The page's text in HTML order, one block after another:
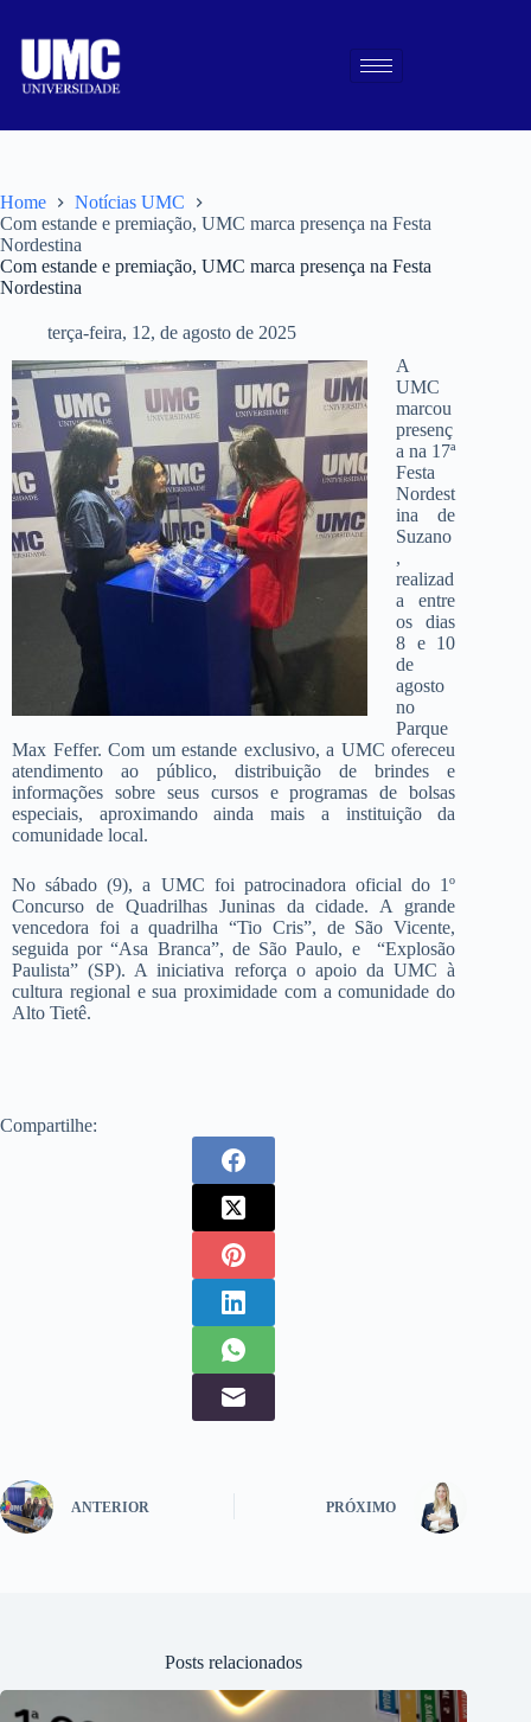
Home
Notícias UMC
Com estande e premiação, UMC marca presença na Festa
Nordestina
Com estande e premiação, UMC marca presença na Festa
Nordestina
terça-feira, 12, de agosto de 2025
A
UMC
marcou
presenç
a na 17ª
Festa
Nordest
ina de
Suzano
,
realizad
a entre
os dias
8 e 10
de
agosto
no
Parque
Max Feffer. Com um estande exclusivo, a UMC ofereceu
atendimento ao público, distribuição de brindes e
informações sobre seus cursos e programas de bolsas
especiais, aproximando ainda mais a instituição da
comunidade local.
No sábado (9), a UMC foi patrocinadora oficial do 1º
Concurso de Quadrilhas Juninas da cidade. A grande
vencedora foi a quadrilha “Tio Cris”, de São Vicente,
seguida por “Asa Branca”, de São Paulo, e “Explosão
Paulista” (SP). A iniciativa reforça o apoio da UMC à
cultura regional e sua proximidade com a comunidade do
Alto Tietê.
Compartilhe:
ANTERIOR PRÓXIMO
Posts relacionados